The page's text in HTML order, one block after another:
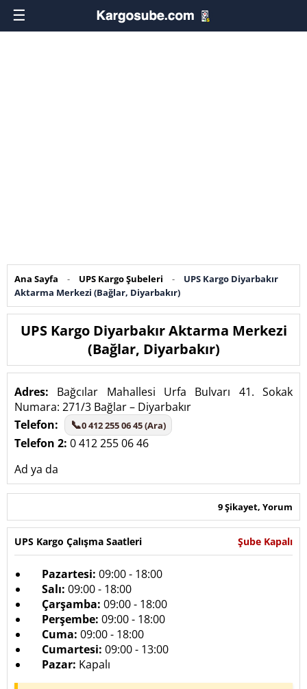
☰
Ana Sayfa - UPS Kargo Şubeleri -
UPS Kargo Diyarbakır
Aktarma Merkezi (Bağlar, Diyarbakır)
UPS Kargo Diyarbakır Aktarma Merkezi
(Bağlar, Diyarbakır)
Adres: Bağcılar Mahallesi Urfa Bulvarı 41. Sokak
Numara: 271/3 Bağlar – Diyarbakır
Telefon:
📞0 412 255 06 45 (Ara)
Telefon 2: 0 412 255 06 46
Ad ya da
9 Şikayet, Yorum
UPS Kargo Çalışma Saatleri Şube Kapalı
Pazartesi: 09:00 - 18:00
Salı: 09:00 - 18:00
Çarşamba: 09:00 - 18:00
Perşembe: 09:00 - 18:00
Cuma: 09:00 - 18:00
Cumartesi: 09:00 - 13:00
Pazar: Kapalı